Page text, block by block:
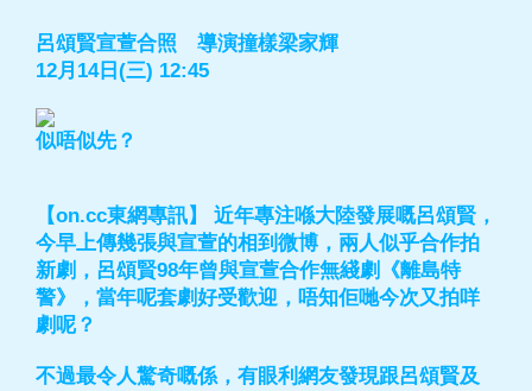
呂頌賢宣萱合照 導演撞樣梁家輝
12月14日(三) 12:45
似唔似先？
【on.cc東網專訊】 近年專注喺大陸發展嘅呂頌賢，
今早上傳幾張與宣萱的相到微博，兩人似乎合作拍
新劇，呂頌賢98年曾與宣萱合作無綫劇《離島特
警》，當年呢套劇好受歡迎，唔知佢哋今次又拍咩
劇呢？
不過最令人驚奇嘅係，有眼利網友發現跟呂頌賢及